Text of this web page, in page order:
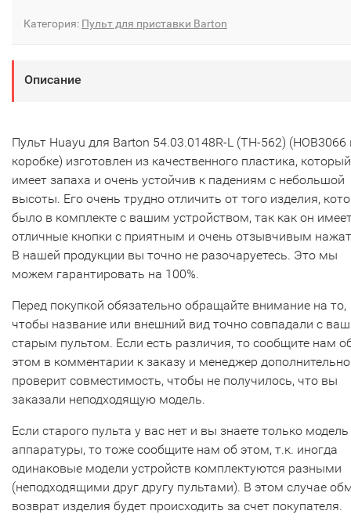
Категория: Пульт для приставки Barton
Описание
Пульт Huayu для Barton 54.03.0148R-L (TH-562) (HOB3066
коробке) изготовлен из качественного пластика,
имеет запаха и очень устойчив к падениям с небольшой
высоты. Его очень трудно отличить от того изделия,
было в комплекте с вашим устройством, так как он
отличные кнопки с приятным и очень отзывчивым
В нашей продукции вы точно не разочаруетесь. Это мы
можем гарантировать на 100%.
Перед покупкой обязательно обращайте внимание на то,
чтобы название или внешний вид точно совпадали с
старым пультом. Если есть различия, то сообщите нам
этом в комментарии к заказу и менеджер дополнительно
проверит совместимость, чтобы не получилось, что вы
заказали неподходящую модель.
Если старого пульта у вас нет и вы знаете только модель
аппаратуры, то тоже сообщите нам об этом, т.к. иногда
одинаковые модели устройств комплектуются разными
(неподходящими друг другу пультами). В этом случае
возврат изделия будет происходить за счет покупателя.